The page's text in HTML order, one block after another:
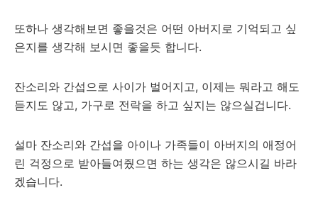
또하나 생각해보면 좋을것은 어떤 아버지로 기억되고 싶
은지를 생각해 보시면 좋을듯 합니다.
잔소리와 간섭으로 사이가 벌어지고, 이제는 뭐라고 해도
듣지도 않고, 가구로 전락을 하고 싶지는 않으실겁니다.
설마 잔소리와 간섭을 아이나 가족들이 아버지의 애정어
린 걱정으로 받아들여줬으면 하는 생각은 않으시길 바라
겠습니다.